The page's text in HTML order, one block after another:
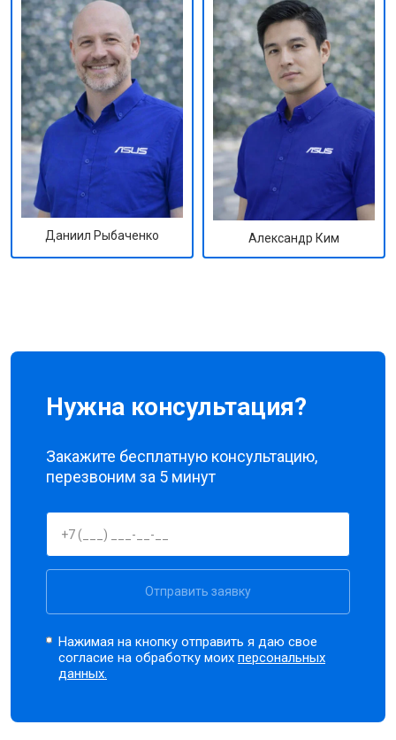
Даниил Рыбаченко Александр Ким
Нужна консультация?
Закажите бесплатную консультацию,
перезвоним за 5 минут
Отправить заявку
Нажимая на кнопку отправить я даю свое
согласие на обработку моихперсональных
данных.